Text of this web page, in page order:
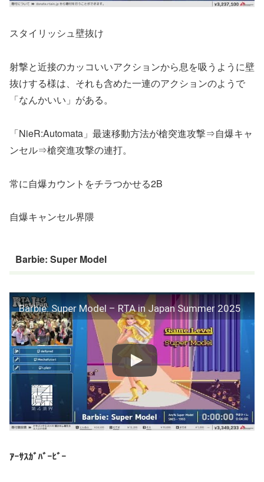
スタイリッシュ壁抜け
射撃と近接のカッコいいアクションから息を吸うように壁
抜けする様は、それも含めた一連のアクションのようで
「なんかいい」がある。
「NieR:Automata」最速移動方法が槍突進攻撃⇒自爆キャ
ンセル⇒槍突進攻撃の連打。
常に自爆カウントをチラつかせる2B
自爆キャンセル界隈
Barbie: Super Model
Barbie: Super Model – RTA in Japan Summer 2025
ｱｰｻｽｶﾞﾊﾞｰﾋﾞｰ